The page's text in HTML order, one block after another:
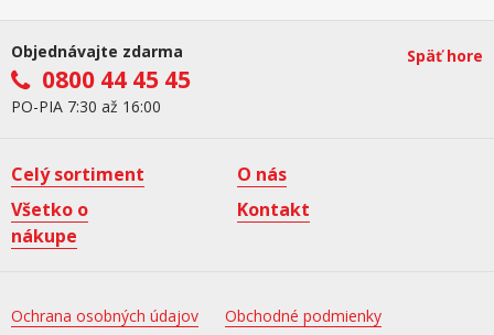
Objednávajte zdarma
0800 44 45 45
PO-PIA 7:30 až 16:00
Späť hore
Celý sortiment
O nás
Všetko o
nákupe
Kontakt
Ochrana osobných údajov Obchodné podmienky